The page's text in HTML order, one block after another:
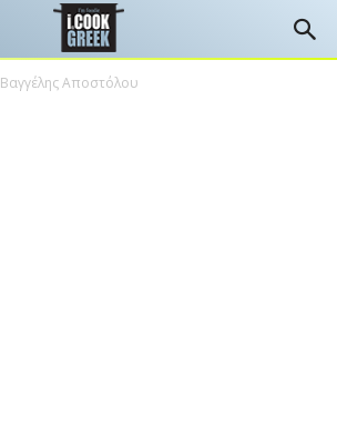
Βαγγέλης Αποστόλου